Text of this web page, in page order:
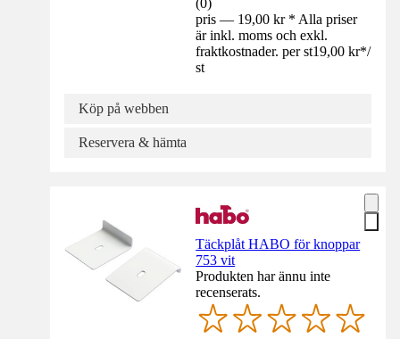
pris — 19,00 kr * Alla priser
är inkl. moms och exkl.
fraktkostnader. per st19,00 kr*/
st
Köp på webben
Reservera & hämta
Täckplåt HABO för knoppar
753 vit
Produkten har ännu inte
recenserats.